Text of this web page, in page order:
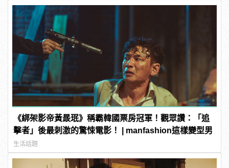
《綁架影帝黃晸珉》稱霸韓國票房冠軍！觀眾讚：「追
擊者」後最刺激的驚悚電影！ | manfashion這樣變型男
生活話題